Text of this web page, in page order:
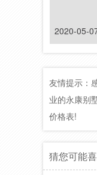
2020-05-
友情提示：
业的永康别
价格表!
猜您可能